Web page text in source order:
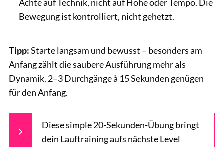
Achte auf Technik, nicht auf Höhe oder Tempo. Die
Bewegung ist kontrolliert, nicht gehetzt.
Tipp:Starte langsam und bewusst – besonders am
Anfang zählt die saubere Ausführung mehr als
Dynamik. 2–3 Durchgänge à 15 Sekunden genügen
für den Anfang.
Diese simple 20-Sekunden-Übung bringt
dein Lauftraining aufs nächste Level